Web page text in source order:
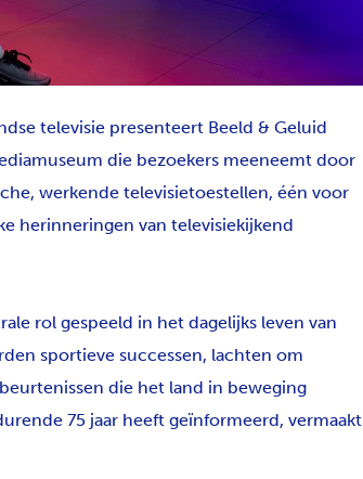
televisie presenteert Beeld & Geluid
die bezoekers meeneemt door
werkende televisietoestellen, één voor
herinneringen van televisiekijkend
rol gespeeld in het dagelijks leven van
sportieve successen, lachten om
die het land in beweging
75 jaar heeft geïnformeerd, vermaakt